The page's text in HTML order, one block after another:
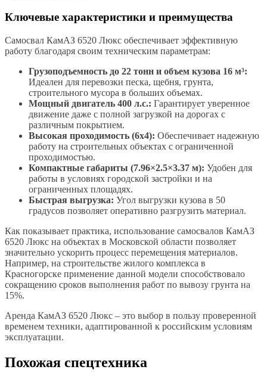
Ключевые характеристики и преимущества
Самосвал КамАЗ 6520 Люкс обеспечивает эффективную
работу благодаря своим техническим параметрам:
Грузоподъемность до 22 тонн и объем кузова 16 м³:
Идеален для перевозки песка, щебня, грунта,
строительного мусора в больших объемах.
Мощный двигатель 400 л.с.: Гарантирует уверенное
движение даже с полной загрузкой на дорогах с
различным покрытием.
Высокая проходимость (6х4): Обеспечивает надежную
работу на строительных объектах с ограниченной
проходимостью.
Компактные габариты (7.96×2.5×3.37 м): Удобен для
работы в условиях городской застройки и на
ограниченных площадях.
Быстрая выгрузка: Угол выгрузки кузова в 50
градусов позволяет оперативно разгрузить материал.
Как показывает практика, использование самосвалов КамАЗ
6520 Люкс на объектах в Московской области позволяет
значительно ускорить процесс перемещения материалов.
Например, на строительстве жилого комплекса в
Красногорске применение данной модели способствовало
сокращению сроков выполнения работ по вывозу грунта на
15%.
Аренда КамАЗ 6520 Люкс – это выбор в пользу проверенной
временем техники, адаптированной к российским условиям
эксплуатации.
Похожая спецтехника